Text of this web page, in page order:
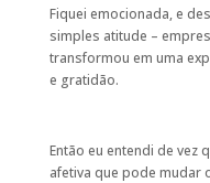
Fiquei emocionada, e
simples atitude –
transformou em uma
e gratidão.
Então eu entendi de vez
afetiva que pode mudar